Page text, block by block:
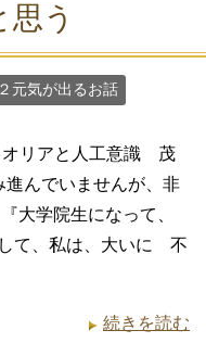
う
元気が出るお話
オリアと人工意識 茂
進んでいませんが、非
大学院生になって、
て、私は、大いに 不
続きを読む